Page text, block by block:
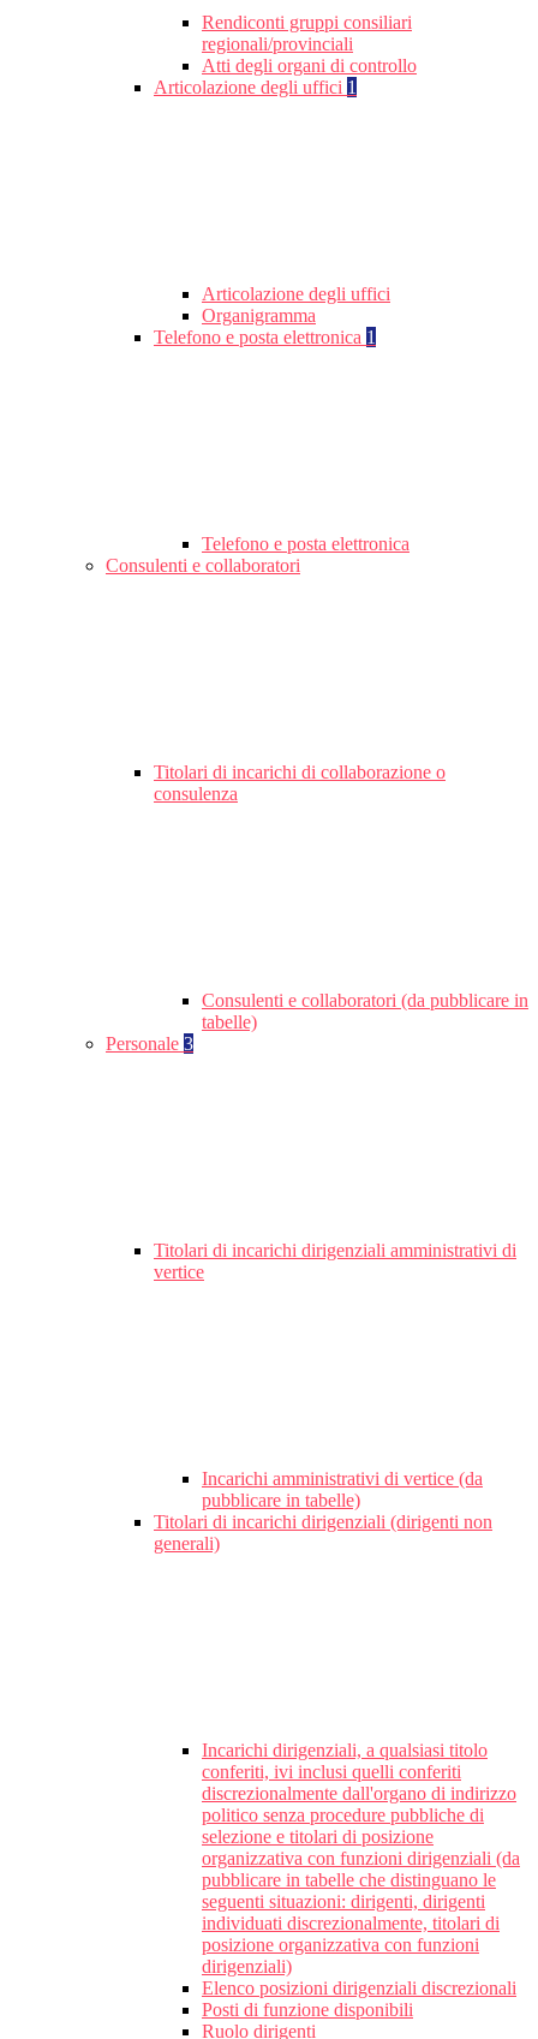
Rendiconti gruppi consiliari
regionali/provinciali
Atti degli organi di controllo
Articolazione degli uffici 1
Articolazione degli uffici
Organigramma
Telefono e posta elettronica 1
Telefono e posta elettronica
Consulenti e collaboratori
Titolari di incarichi di collaborazione o
consulenza
Consulenti e collaboratori (da pubblicare in
tabelle)
Personale 3
Titolari di incarichi dirigenziali amministrativi di
vertice
Incarichi amministrativi di vertice (da
pubblicare in tabelle)
Titolari di incarichi dirigenziali (dirigenti non
generali)
Incarichi dirigenziali, a qualsiasi titolo
conferiti, ivi inclusi quelli conferiti
discrezionalmente dall'organo di indirizzo
politico senza procedure pubbliche di
selezione e titolari di posizione
organizzativa con funzioni dirigenziali (da
pubblicare in tabelle che distinguano le
seguenti situazioni: dirigenti, dirigenti
individuati discrezionalmente, titolari di
posizione organizzativa con funzioni
dirigenziali)
Elenco posizioni dirigenziali discrezionali
Posti di funzione disponibili
Ruolo dirigenti